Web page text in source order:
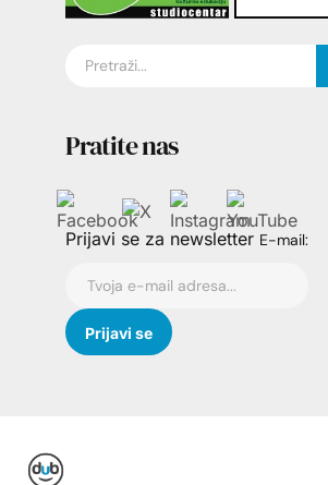
Pratite nas
Prijavi se za newsletter E-mail: